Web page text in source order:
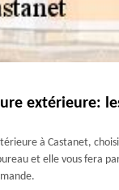
extérieure:
à Castanet,
et elle vous fera